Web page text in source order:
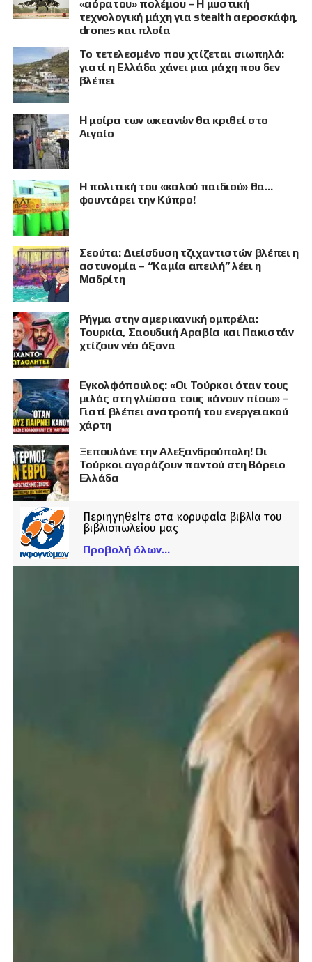
«αόρατου» πολέμου – Η μυστική
τεχνολογική μάχη για stealth αεροσκάφη,
drones και πλοία
Το τετελεσμένο που χτίζεται σιωπηλά:
γιατί η Ελλάδα χάνει μια μάχη που δεν
βλέπει
Η μοίρα των ωκεανών θα κριθεί στο
Αιγαίο
Η πολιτική του «καλού παιδιού» θα…
φουντάρει την Κύπρο!
Σεούτα: Διείσδυση τζιχαντιστών βλέπει η
αστυνομία – “Καμία απειλή” λέει η
Μαδρίτη
Ρήγμα στην αμερικανική ομπρέλα:
Τουρκία, Σαουδική Αραβία και Πακιστάν
χτίζουν νέο άξονα
Εγκολφόπουλος: «Οι Τούρκοι όταν τους
μιλάς στη γλώσσα τους κάνουν πίσω» –
Γιατί βλέπει ανατροπή του ενεργειακού
χάρτη
Ξεπουλάνε την Αλεξανδρούπολη! Οι
Τούρκοι αγοράζουν παντού στη Βόρειο
Ελλάδα
Περιηγηθείτε στα κορυφαία βιβλία του
βιβλιοπωλείου μας
Προβολή όλων